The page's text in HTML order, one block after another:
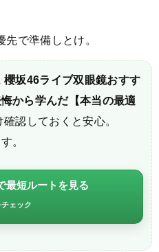
で準備しとけ。
櫻坂46ライブ双眼鏡おすす
から学んだ【本当の最適
認しておくと安心。
。
最短ルートを見る
ェック